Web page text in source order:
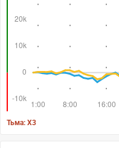
Тьма: X3